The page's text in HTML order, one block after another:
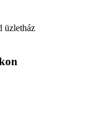
üzletház